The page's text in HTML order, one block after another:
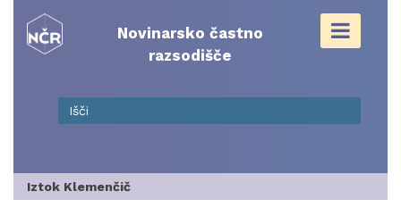
content
Novinarsko častno
razsodišče
Iztok Klemenčič